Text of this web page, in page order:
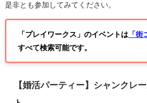
是非とも参加してみてください。
「プレイワークス」のイベントは「街
すべて検索可能です。
【婚活パーティー】シャンクレ